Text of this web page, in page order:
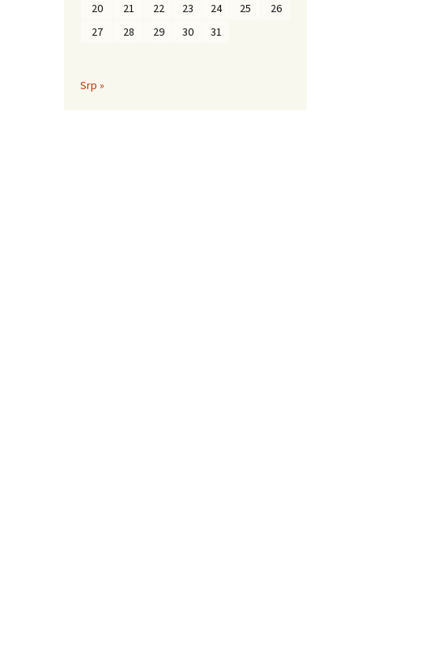
20
21 22 23 24 25
26
27
28 29 30 31
Srp »